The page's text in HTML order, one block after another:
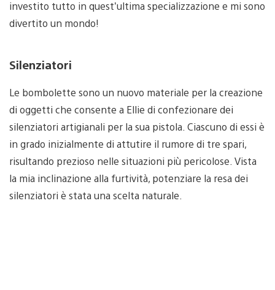
investito tutto in quest’ultima specializzazione e mi sono
divertito un mondo!
Silenziatori
Le bombolette sono un nuovo materiale per la creazione
di oggetti che consente a Ellie di confezionare dei
silenziatori artigianali per la sua pistola. Ciascuno di essi è
in grado inizialmente di attutire il rumore di tre spari,
risultando prezioso nelle situazioni più pericolose. Vista
la mia inclinazione alla furtività, potenziare la resa dei
silenziatori è stata una scelta naturale.